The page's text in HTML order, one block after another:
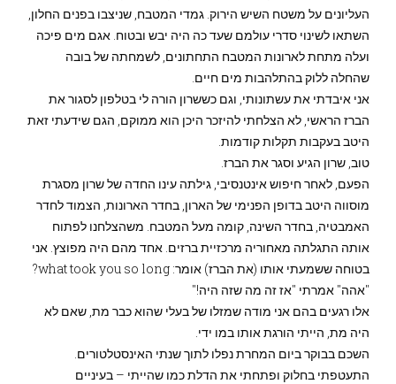
העליונים על משטח השיש הירוק. גמדי המטבח, שניצבו בפנים החלון,
השתאו לשינוי סדרי עולמם שעד כה היה יבש ובטוח. אגם מים פיכה
ועלה מתחת לארונות המטבח התחתונים, לשמחתה של בובה
שהחלה ללוק בהתלהבות מים חיים.
אני איבדתי את עשתונותי, וגם כששרון הורה לי בטלפון לסגור את
הברז הראשי, לא הצלחתי להיזכר היכן הוא ממוקם, הגם שידעתי זאת
היטב בעקבות תקלות קודמות.
טוב, שרון הגיע וסגר את הברז.
הפעם, לאחר חיפוש אינטנסיבי, גילתה עינו החדה של שרון מסגרת
מוסווה היטב בדופן הפנימי של הארון, בחדר הארונות, הצמוד לחדר
האמבטיה, בחדר השינה, קומה מעל המטבח. משהצלחנו לפתוח
אותה התגלתה מאחוריה מרכזיית ברזים. אחד מהם היה מפוצץ. אני
בטוחה ששמעתי אותו (את הברז) אומר: what took you so long?
"אהה" אמרתי "אז זה מה שזה היה!"
אלו רגעים בהם אני מודה שמזלו של בעלי שהוא כבר מת, שאם לא
היה מת, הייתי הורגת אותו במו ידי.
השכם בבוקר ביום המחרת נפלו לתוך שנתי האינסטלטורים.
התעטפתי בחלוק ופתחתי את הדלת כמו שהייתי – בעיניים